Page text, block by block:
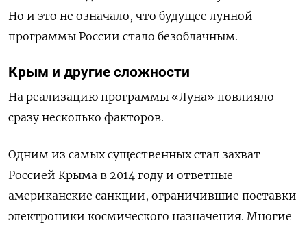
Но и это не означало, что будущее лунной
программы России стало безоблачным.
Крым и другие сложности
На реализацию программы «Луна» повлияло
сразу несколько факторов.
Одним из самых существенных стал захват
Россией Крыма в 2014 году и ответные
американские санкции, ограничившие поставки
электроники космического назначения. Многие